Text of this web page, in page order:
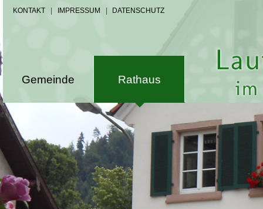
KONTAKT IMPRESSUM DATENSCHUTZ
Gemeinde Rathaus